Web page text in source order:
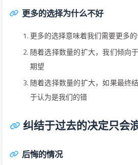
更多的选择为什么不好
更多的选择意味着我们需要更多
随着选择数量的扩大，我们倾向
期望
随着选择数量的扩大，如果最终
于认为是我们的错
纠结于过去的决定只会
后悔的情况